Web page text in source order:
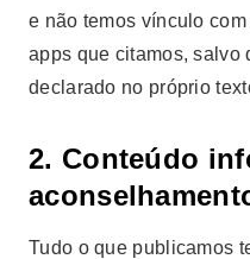
e não temos vínculo
apps que citamos, salvo
declarado no próprio
2. Conteúdo
Tudo o que publicamos